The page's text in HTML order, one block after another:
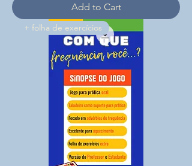
Add to Cart
+ folha de exercícios